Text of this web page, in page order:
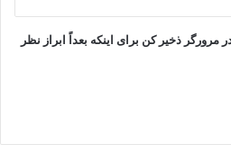
مرورگر ذخیر کن برای اینکه بعداً ابراز نظر